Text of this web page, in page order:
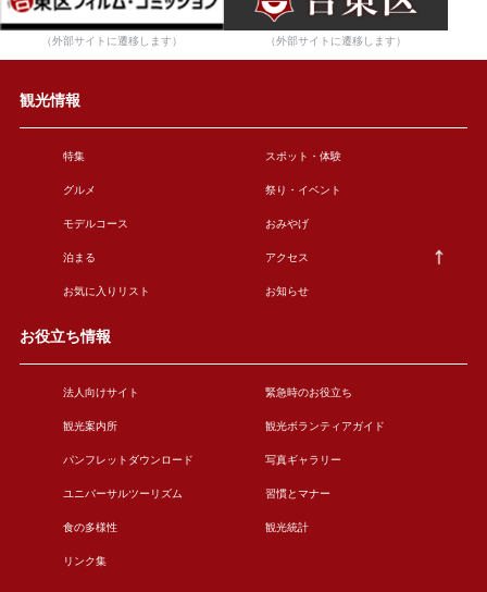
（外部サイトに遷移します） （外部サイトに遷移します）
観光情報
特集 スポット・体験
グルメ 祭り・イベント
モデルコース おみやげ
泊まる アクセス
お気に入りリスト お知らせ
お役立ち情報
法人向けサイト 緊急時のお役立ち
観光案内所 観光ボランティアガイド
パンフレットダウンロード 写真ギャラリー
ユニバーサルツーリズム 習慣とマナー
食の多様性 観光統計
リンク集